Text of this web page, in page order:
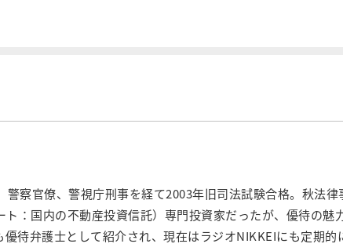
警察官僚、警視庁刑事を経て2003年旧司法試験合格。秋法
：国内の不動産投資信託）専門投資家だったが、優待の
待弁護士として紹介され、現在はラジオNIKKEIにも定期